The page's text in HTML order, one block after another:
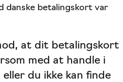
danske betalingskort var
at dit betalingskort
med at handle i
du ikke kan finde